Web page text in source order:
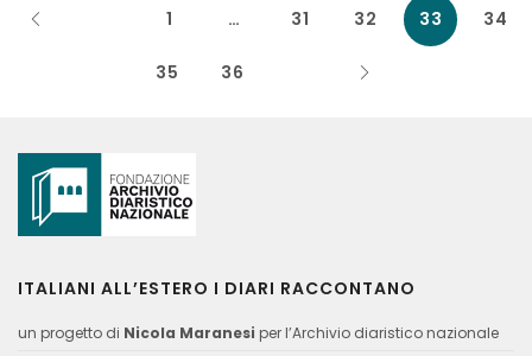
1 … 31 32 33 34
35 36
ITALIANI ALL’ESTERO I DIARI RACCONTANO
un progetto di Nicola Maranesi per l’Archivio diaristico nazionale